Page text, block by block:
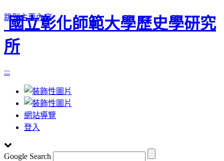
跳到主要內容
國立彰化師範大學歷史學研究
所
:::
網站導覽
登入
Google Search